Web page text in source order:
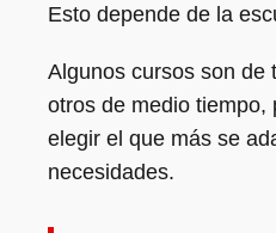
Esto depende de la
Algunos cursos son de
otros de medio tiempo,
elegir el que más se
necesidades.